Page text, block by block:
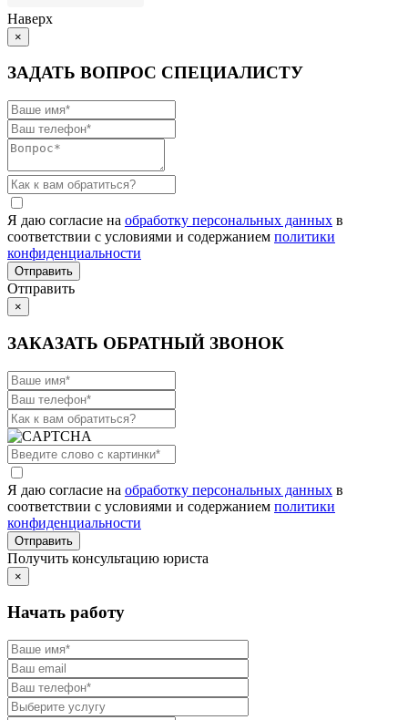
Наверх
×
ЗАДАТЬ ВОПРОС СПЕЦИАЛИСТУ
Я даю согласие на обработку персональных данных в
соответствии с условиями и содержанием политики
конфиденциальности
Отправить
×
ЗАКАЗАТЬ ОБРАТНЫЙ ЗВОНОК
Я даю согласие на обработку персональных данных в
соответствии с условиями и содержанием политики
конфиденциальности
Получить консультацию юриста
×
Начать работу